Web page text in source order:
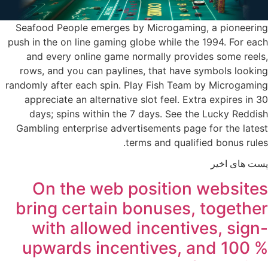
Seafood People emerges by Microgaming, a pioneering
push in the on line gaming globe while the 1994. For each
and every online game normally provides some reels,
rows, and you can paylines, that have symbols looking
randomly after each spin. Play Fish Team by Microgaming
appreciate an alternative slot feel. Extra expires in 30
days; spins within the 7 days. See the Lucky Reddish
Gambling enterprise advertisements page for the latest
terms and qualified bonus rules.
پست های اخیر
On the web position websites
bring certain bonuses, together
with allowed incentives, sign-
upwards incentives, and 100 %